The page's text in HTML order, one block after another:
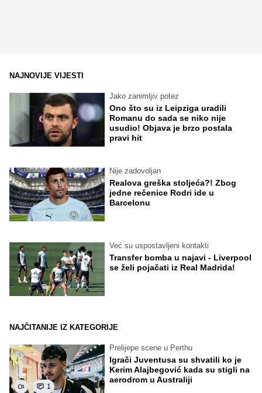
NAJNOVIJE VIJESTI
Jako zanimljiv potez
Ono što su iz Leipziga uradili
Romanu do sada se niko nije
usudio! Objava je brzo postala
pravi hit
Nije zadovoljan
Realova greška stoljeća?! Zbog
jedne rečenice Rodri ide u
Barcelonu
Već su uspostavljeni kontakti
Transfer bomba u najavi - Liverpool
se želi pojačati iz Real Madrida!
NAJČITANIJE IZ KATEGORIJE
1
Prelijepe scene u Perthu
Igrači Juventusa su shvatili ko je
Kerim Alajbegović kada su stigli na
aerodrom u Australiji